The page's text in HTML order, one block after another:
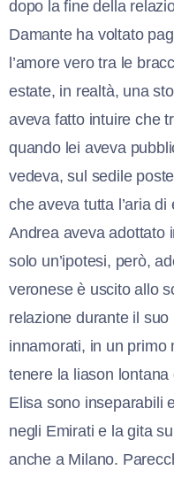
dopo la fine della
Damante ha voltato
l’amore vero tra le
estate, in realtà, una
aveva fatto intuire che
quando lei aveva
vedeva, sul sedile
che aveva tutta l’aria
Andrea aveva adottato
solo un’ipotesi, però,
veronese è uscito allo
relazione durante il
innamorati, in un primo
tenere la liason
Elisa sono inseparabili
negli Emirati e la gita
anche a Milano.